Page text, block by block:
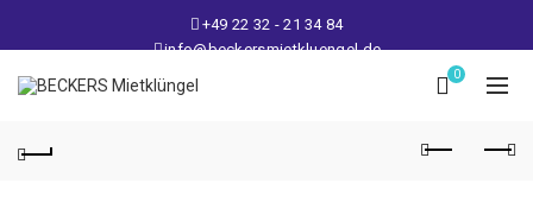
+49 22 32 - 21 34 84
info@beckersmietkluengel.de
Lager: Gutenbergstraße 1 - 50389 Wesseling
Mo - Fr: 9 – 17 Uhr, Sa: 9 – 12 Uhr
0